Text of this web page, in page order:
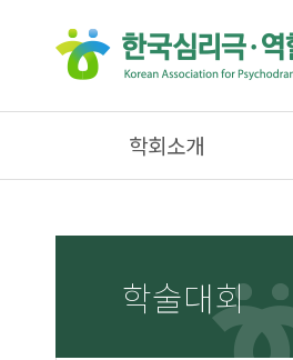
학회소개
학술대회